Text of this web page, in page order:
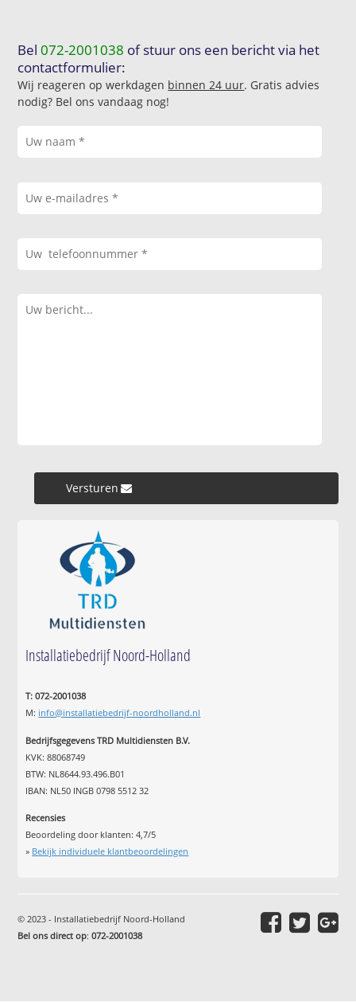
Bel072-2001038 of stuur ons een bericht via het
contactformulier:
Wij reageren op werkdagen binnen 24 uur. Gratis advies
nodig? Bel ons vandaag nog!
Versturen »
Installatiebedrijf Noord-Holland
T: 072-2001038
M: info@installatiebedrijf-noordholland.nl
Bedrijfsgegevens TRD Multidiensten B.V.
KVK: 88068749
BTW: NL8644.93.496.B01
IBAN: NL50 INGB 0798 5512 32
Recensies
Beoordeling door klanten:4,7/5
» Bekijk individuele klantbeoordelingen
© 2023 - Installatiebedrijf Noord-Holland
Bel ons direct op:072-2001038